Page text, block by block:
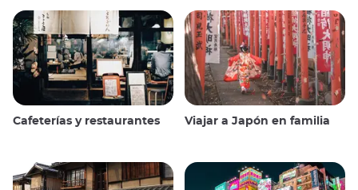
Cafeterías y restaurantes Viajar a Japón en familia